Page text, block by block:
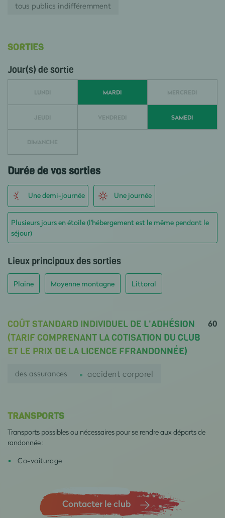
tous publics indifféremment
SORTIES
Jour(s) de sortie
LUNDI MARDI MERCREDI
JEUDI VENDREDI SAMEDI
DIMANCHE
Durée de vos sorties
Une demi-journée Une journée
Plusieurs jours en étoile (l'hébergement est le même pendant le
séjour)
Lieux principaux des sorties
Plaine Moyenne montagne Littoral
COÛT STANDARD INDIVIDUEL DE L'ADHÉSION
(TARIF COMPRENANT LA COTISATION DU CLUB
ET LE PRIX DE LA LICENCE FFRANDONNÉE)
60
des assurances accident corporel
TRANSPORTS
Transports possibles ou nécessaires pour se rendre aux départs de
randonnée :
Co-voiturage
Contacter le club